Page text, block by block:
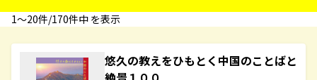
1〜20件/170件中 を表示
悠久の教えをひもとく中国のことばと